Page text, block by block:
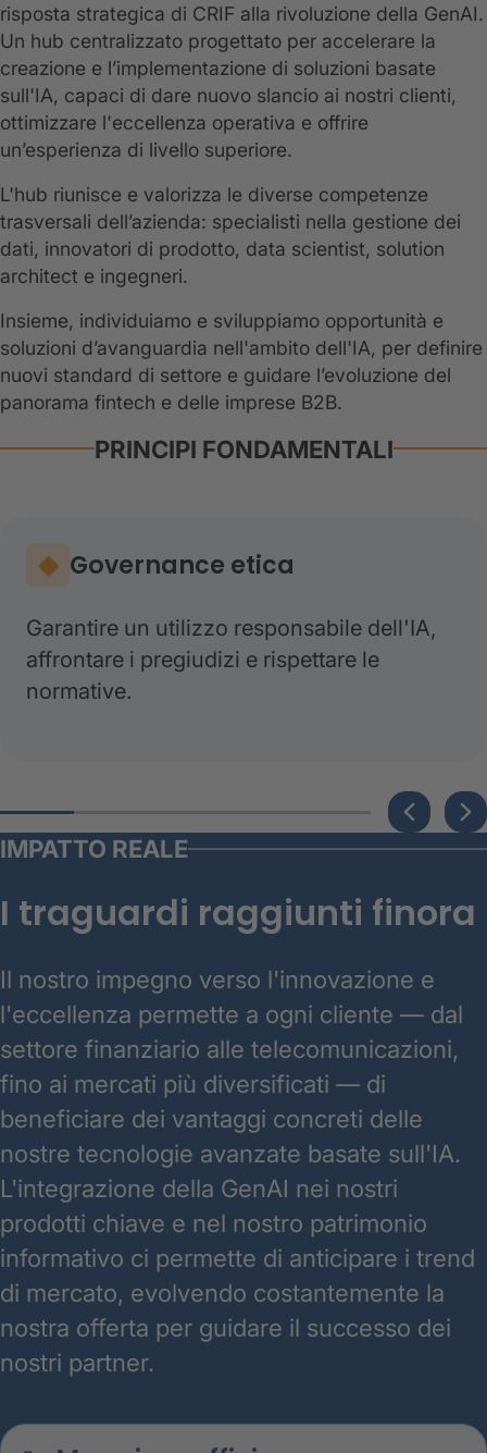
risposta strategica di CRIF alla rivoluzione della GenAI.
Un hub centralizzato progettato per accelerare la
creazione e l’implementazione di soluzioni basate
sull'IA, capaci di dare nuovo slancio ai nostri clienti,
ottimizzare l'eccellenza operativa e offrire
un’esperienza di livello superiore.
L'hub riunisce e valorizza le diverse competenze
trasversali dell’azienda: specialisti nella gestione dei
dati, innovatori di prodotto, data scientist, solution
architect e ingegneri.
Insieme, individuiamo e sviluppiamo opportunità e
soluzioni d’avanguardia nell'ambito dell'IA, per definire
nuovi standard di settore e guidare l’evoluzione del
panorama fintech e delle imprese B2B.
PRINCIPI FONDAMENTALI
Governance etica
Garantire un utilizzo responsabile dell'IA,
affrontare i pregiudizi e rispettare le
normative.
IMPATTO REALE
I traguardi raggiunti finora
Il nostro impegno verso l'innovazione e
l'eccellenza permette a ogni cliente — dal
settore finanziario alle telecomunicazioni,
fino ai mercati più diversificati — di
beneficiare dei vantaggi concreti delle
nostre tecnologie avanzate basate sull'IA.
L'integrazione della GenAI nei nostri
prodotti chiave e nel nostro patrimonio
informativo ci permette di anticipare i trend
di mercato, evolvendo costantemente la
nostra offerta per guidare il successo dei
nostri partner.